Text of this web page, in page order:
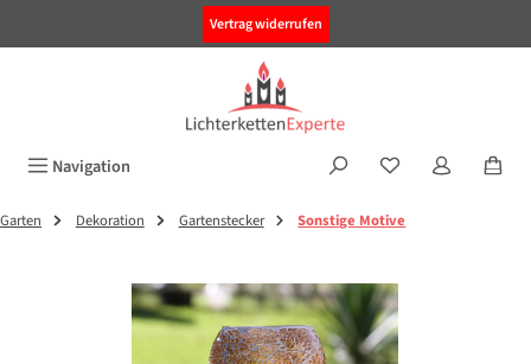
Vertrag widerrufen
Navigation
Garten Dekoration Gartenstecker Sonstige Motive
Bildergalerie überspringen